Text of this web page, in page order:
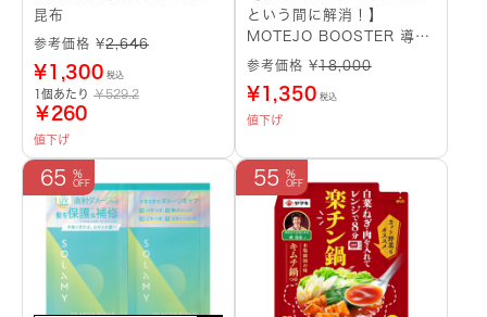
昆布
参考価格 ¥2,646
¥1,300 税込
1個あたり ￥529.2
￥260
値下げ
という間に解消！】
MOTEJO BOOSTER 導入
美容液
参考価格 ¥18,000
¥1,350 税込
値下げ
65 55